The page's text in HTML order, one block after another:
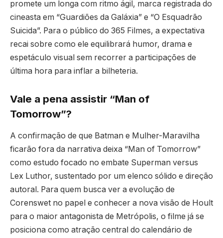
promete um longa com ritmo ágil, marca registrada do
cineasta em “Guardiões da Galáxia” e “O Esquadrão
Suicida”. Para o público do 365 Filmes, a expectativa
recai sobre como ele equilibrará humor, drama e
espetáculo visual sem recorrer a participações de
última hora para inflar a bilheteria.
Vale a pena assistir “Man of
Tomorrow”?
A confirmação de que Batman e Mulher-Maravilha
ficarão fora da narrativa deixa “Man of Tomorrow”
como estudo focado no embate Superman versus
Lex Luthor, sustentado por um elenco sólido e direção
autoral. Para quem busca ver a evolução de
Corenswet no papel e conhecer a nova visão de Hoult
para o maior antagonista de Metrópolis, o filme já se
posiciona como atração central do calendário de